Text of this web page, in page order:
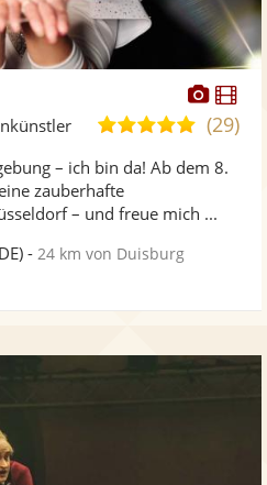
Fotos
5,0
5
Sternen
(29)
– ich bin da! Ab dem 8.
zauberhafte
– und freue mich ...
- 24 km von Duisburg